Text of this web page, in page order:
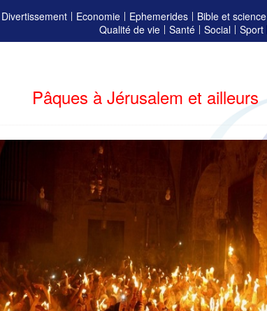
Divertissement Economie Ephemerides Bible et science
Qualité de vie
Santé Social Sport
Pâques à Jérusalem et ailleurs